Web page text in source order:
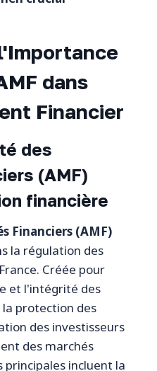
dans
Financier
des
(AMF)
financière
Financiers (AMF)
la régulation des
Créée pour
et l'intégrité des
la protection des
des investisseurs
des marchés
principales incluent la